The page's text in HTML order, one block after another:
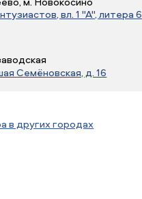
вл. 1 "А", литера 6
Семёновская, д. 16
в других городах